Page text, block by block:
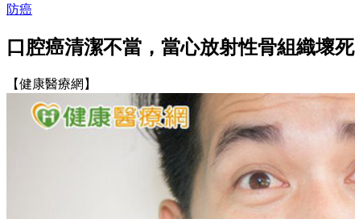
防癌
口腔癌清潔不當，當心放射性骨組織壞死
【健康醫療網】